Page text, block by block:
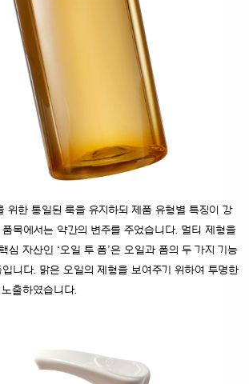
위한 통일된 룩을 유지하되 제품 유형별 특징이 강
목에서는 약간의 변주를 주었습니다. 멀티 제형을
심 자산인 ‘오일 투 폼’은 오일과 폼의 두 가지 기능
니다. 맑은 오일의 제형을 보여주기 위하여 투명한
출하였습니다.